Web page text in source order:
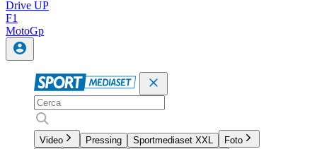
Drive UP
F1
MotoGp
Video Pressing Sportmediaset XXL
Foto